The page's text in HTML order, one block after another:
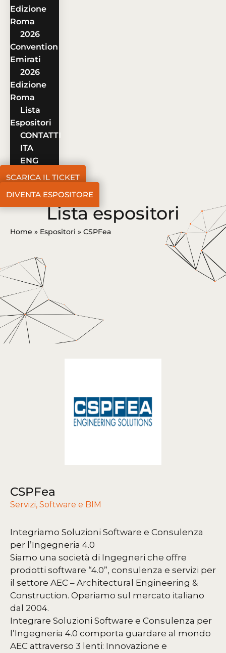
Edizione
Roma
2026
Convention
Emirati
2026
Edizione
Roma
Lista
Espositori
CONTATTI
ITA
ENG
SCARICA IL TICKET
DIVENTA ESPOSITORE
Lista espositori
Home » Espositori » CSPFea
CSPFea
Servizi, Software e BIM
Integriamo Soluzioni Software e Consulenza
per l’Ingegneria 4.0
Siamo una società di Ingegneri che offre
prodotti software “4.0”, consulenza e servizi per
il settore AEC – Architectural Engineering &
Construction. Operiamo sul mercato italiano
dal 2004.
Integrare Soluzioni Software e Consulenza per
l’Ingegneria 4.0 comporta guardare al mondo
AEC attraverso 3 lenti: Innovazione e